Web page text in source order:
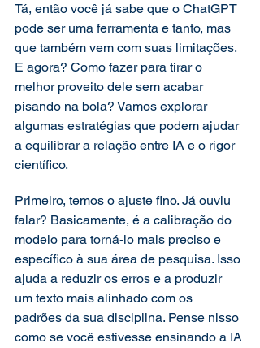
Tá, então você já sabe que o ChatGPT
pode ser uma ferramenta e tanto, mas
que também vem com suas limitações.
E agora? Como fazer para tirar o
melhor proveito dele sem acabar
pisando na bola? Vamos explorar
algumas estratégias que podem ajudar
a equilibrar a relação entre IA e o rigor
científico.
Primeiro, temos o ajuste fino. Já ouviu
falar? Basicamente, é a calibração do
modelo para torná-lo mais preciso e
específico à sua área de pesquisa. Isso
ajuda a reduzir os erros e a produzir
um texto mais alinhado com os
padrões da sua disciplina. Pense nisso
como se você estivesse ensinando a IA